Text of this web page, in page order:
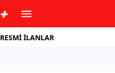
RESMİ İLANLAR